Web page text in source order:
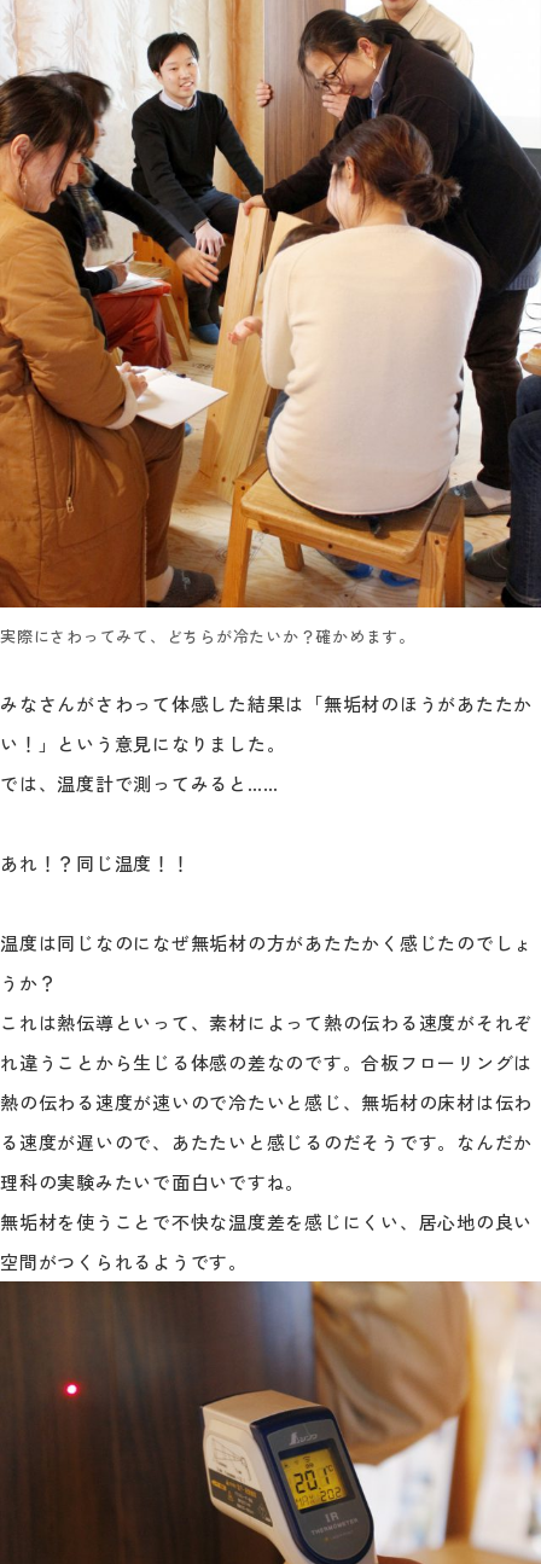
実際にさわってみて、どちらが冷たいか？確かめます。
みなさんがさわって体感した結果は「無垢材のほうがあたたか
い！」という意見になりました。
では、温度計で測ってみると……
あれ！？同じ温度！！
温度は同じなのになぜ無垢材の方があたたかく感じたのでしょ
うか？
これは熱伝導といって、素材によって熱の伝わる速度がそれぞ
れ違うことから生じる体感の差なのです。合板フローリングは
熱の伝わる速度が速いので冷たいと感じ、無垢材の床材は伝わ
る速度が遅いので、あたたいと感じるのだそうです。なんだか
理科の実験みたいで面白いですね。
無垢材を使うことで不快な温度差を感じにくい、居心地の良い
空間がつくられるようです。